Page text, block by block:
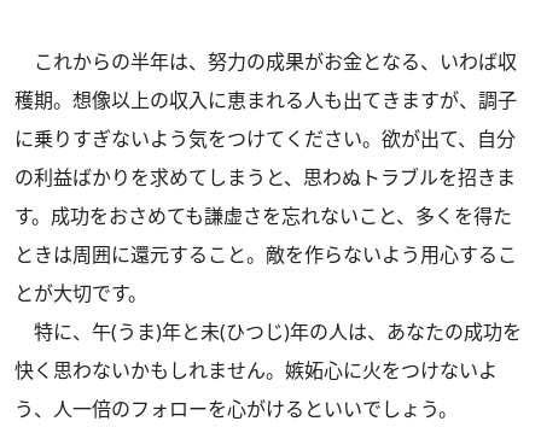
これからの半年は、努力の成果がお金となる、いわば収
穫期。想像以上の収入に恵まれる人も出てきますが、調子
に乗りすぎないよう気をつけてください。欲が出て、自分
の利益ばかりを求めてしまうと、思わぬトラブルを招きま
す。成功をおさめても謙虚さを忘れないこと、多くを得た
ときは周囲に還元すること。敵を作らないよう用心するこ
とが大切です。
特に、午(うま)年と未(ひつじ)年の人は、あなたの成功を
快く思わないかもしれません。嫉妬心に火をつけないよ
う、人一倍のフォローを心がけるといいでしょう。